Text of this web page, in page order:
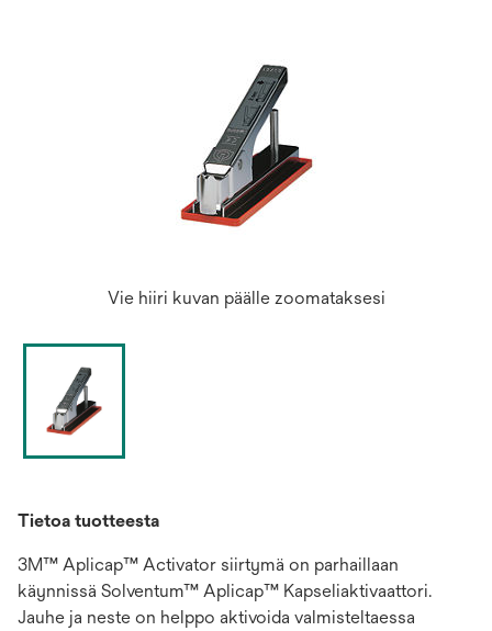
Vie hiiri kuvan päälle zoomataksesi
Tietoa tuotteesta
3M™ Aplicap™ Activator siirtymä on parhaillaan
käynnissä Solventum™ Aplicap™ Kapseliaktivaattori.
Jauhe ja neste on helppo aktivoida valmisteltaessa